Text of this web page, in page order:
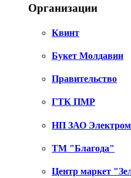
Организации
Квинт
Букет Молдавии
Правительство
ГТК ПМР
НП ЗАО
ТМ "Благода"
Центр маркет